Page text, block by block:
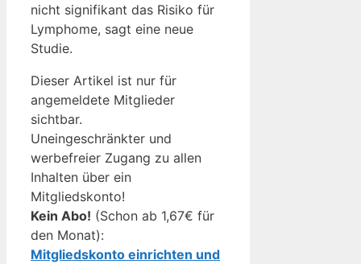
nicht signifikant das Risiko für
Lymphome, sagt eine neue
Studie.
Dieser Artikel ist nur für
angemeldete Mitglieder
sichtbar.
Uneingeschränkter und
werbefreier Zugang zu allen
Inhalten über ein
Mitgliedskonto!
Kein Abo! (Schon ab 1,67€ für
den Monat):
Mitgliedskonto einrichten und